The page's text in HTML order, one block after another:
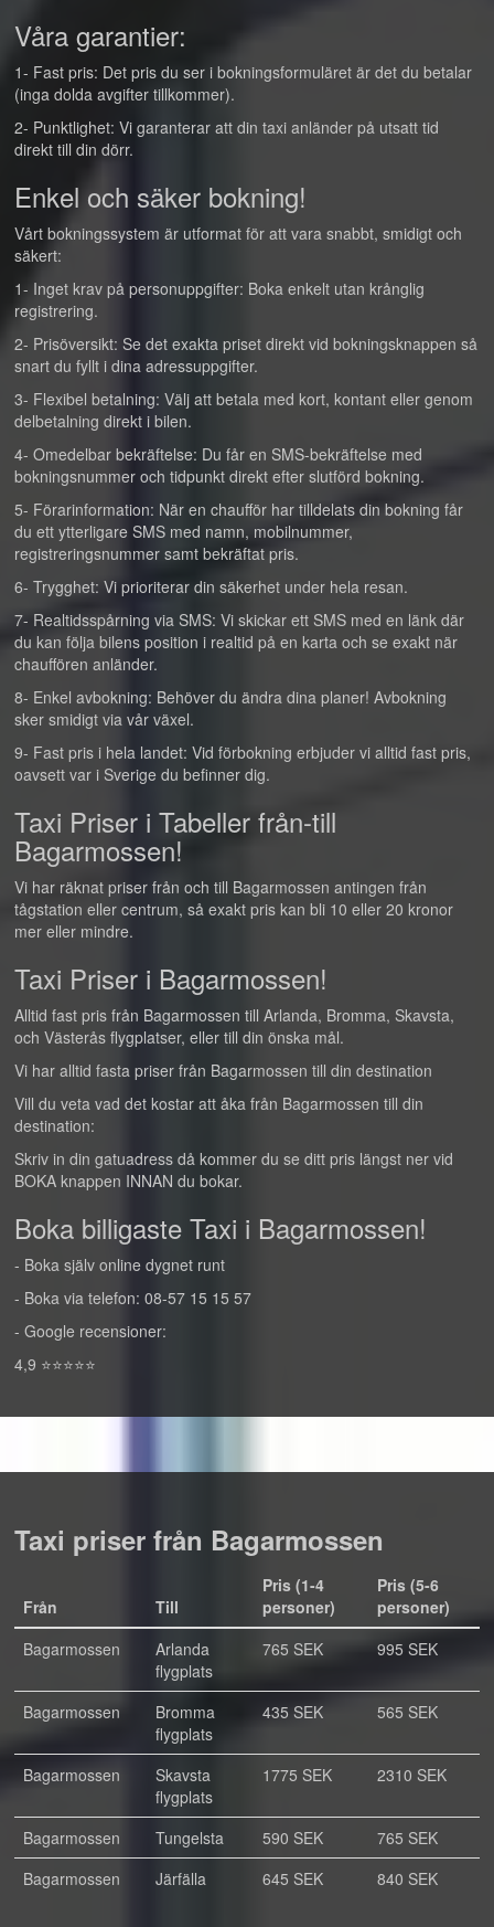
Våra garantier:
1- Fast pris: Det pris du ser i bokningsformuläret är det du betalar
(inga dolda avgifter tillkommer).
2- Punktlighet: Vi garanterar att din taxi anländer på utsatt tid
direkt till din dörr.
Enkel och säker bokning!
Vårt bokningssystem är utformat för att vara snabbt, smidigt och
säkert:
1- Inget krav på personuppgifter: Boka enkelt utan krånglig
registrering.
2- Prisöversikt: Se det exakta priset direkt vid bokningsknappen så
snart du fyllt i dina adressuppgifter.
3- Flexibel betalning: Välj att betala med kort, kontant eller genom
delbetalning direkt i bilen.
4- Omedelbar bekräftelse: Du får en SMS-bekräftelse med
bokningsnummer och tidpunkt direkt efter slutförd bokning.
5- Förarinformation: När en chaufför har tilldelats din bokning får
du ett ytterligare SMS med namn, mobilnummer,
registreringsnummer samt bekräftat pris.
6- Trygghet: Vi prioriterar din säkerhet under hela resan.
7- Realtidsspårning via SMS: Vi skickar ett SMS med en länk där
du kan följa bilens position i realtid på en karta och se exakt när
chauffören anländer.
8- Enkel avbokning: Behöver du ändra dina planer! Avbokning
sker smidigt via vår växel.
9- Fast pris i hela landet: Vid förbokning erbjuder vi alltid fast pris,
oavsett var i Sverige du befinner dig.
Taxi Priser i Tabeller från-till
Bagarmossen!
Vi har räknat priser från och till Bagarmossen antingen från
tågstation eller centrum, så exakt pris kan bli 10 eller 20 kronor
mer eller mindre.
Taxi Priser i Bagarmossen!
Alltid fast pris från Bagarmossen till Arlanda, Bromma, Skavsta,
och Västerås flygplatser, eller till din önska mål.
Vi har alltid fasta priser från Bagarmossen till din destination
Vill du veta vad det kostar att åka från Bagarmossen till din
destination:
Skriv in din gatuadress då kommer du se ditt pris längst ner vid
BOKA knappen INNAN du bokar.
Boka billigaste Taxi i Bagarmossen!
- Boka själv online dygnet runt
- Boka via telefon: 08-57 15 15 57
- Google recensioner:
4,9 ⭐⭐⭐⭐⭐
Taxi priser från Bagarmossen
Från Till
Pris (1-4
personer)
Pris (5-6
personer)
Bagarmossen
Arlanda
flygplats
765 SEK 995 SEK
Bagarmossen
Bromma
flygplats
435 SEK 565 SEK
Bagarmossen
Skavsta
flygplats
1775 SEK 2310 SEK
Bagarmossen Tungelsta 590 SEK
765 SEK
Bagarmossen
Järfälla 645 SEK 840 SEK